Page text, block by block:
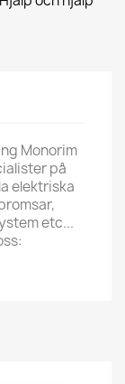
Monorim
på
elektriska
etc...